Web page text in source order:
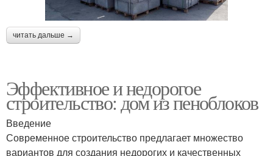
читать дальше →
Эффективное и недорогое
строительство: дом из пеноблоков
Введение
Современное строительство предлагает множество
вариантов для создания недорогих и качественных